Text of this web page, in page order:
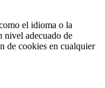
el idioma o la
nivel adecuado de
de cookies en cualquier